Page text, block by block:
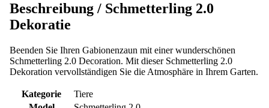
Beschreibung / Schmetterling 2.0
Dekoratie
Beenden Sie Ihren Gabionenzaun mit einer wunderschönen
Schmetterling 2.0 Decoration. Mit dieser Schmetterling 2.0
Dekoration vervollständigen Sie die Atmosphäre in Ihrem Garten.
Kategorie
Tiere